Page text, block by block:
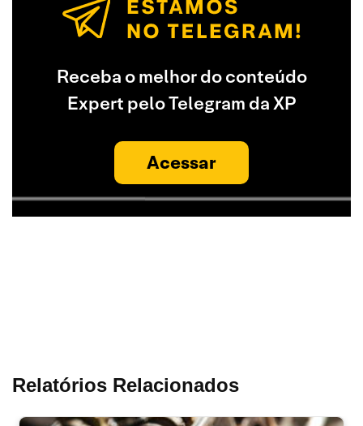
Receba o melhor do conteúdo
Expert pelo Telegram da XP
Acessar
Relatórios Relacionados